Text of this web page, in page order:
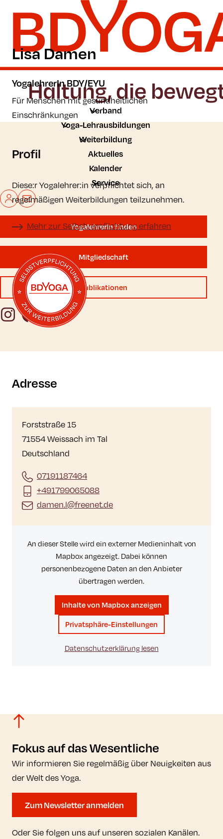
Zum Hauptinhalt der Seite springen
Zur Startseite navigieren
Verband
Yoga-Lehrausbildungen
Weiterbildung
Aktuelles
Kalender
Service
Mein BDYoga
Kontakt
YogalehrerIn finden
Mitgliedschaft
Publikationen
InstagramFacebookYouTube
Lisa Damen
YogalehrerIn BDY/EYU
Für Menschen mit gesundheitlichen
Einschränkungen
Profil
Diese:r Yogalehrer:in verpflichtet sich, an
regelmäßigen Weiterbildungen teilzunehmen.
Mehr zur Selbstverpflichtung erfahren
Mehr zur Selbstverpflichtung erfahren
Adresse
Forststraße 15
71554 Weissach im Tal
Deutschland
07191187464
+491799065088
damen.l@freenet.de
An dieser Stelle wird ein externer Medieninhalt von
Mapbox angezeigt. Dabei können
personenbezogene Daten an den Anbieter
übertragen werden.
Inhalte von Mapbox anzeigen
Privatsphäre-Einstellungen
Datenschutzerklärung lesen
Fokus auf das Wesentliche
Wir informieren Sie regelmäßig über Neuigkeiten aus
der Welt des Yoga.
Zum Newsletter anmelden
Oder Sie folgen uns auf unseren sozialen Kanälen.